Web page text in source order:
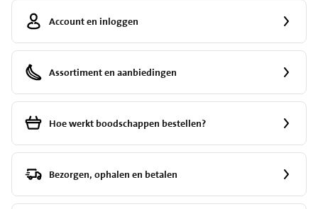
Account en inloggen
Assortiment en aanbiedingen
Hoe werkt boodschappen bestellen?
Bezorgen, ophalen en betalen